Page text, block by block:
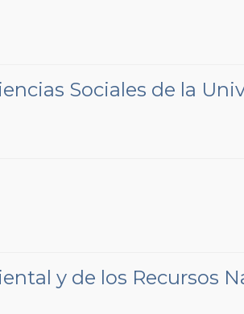
Sociales de la
y de los Recursos